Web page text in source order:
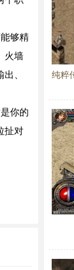
够精
火墙
、
你的
扯对
纯粹